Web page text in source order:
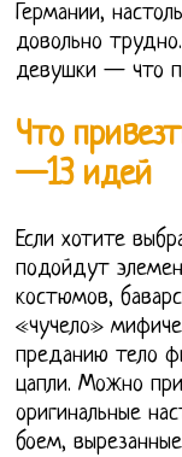
Германии,
довольно
девушки — что
Что
—13 идей
Если хотите
подойдут
костюмов,
«чучело»
преданию тело
цапли. Можно
оригинальные
боем,